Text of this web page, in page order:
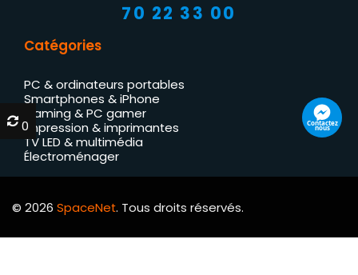
70 22 33 00
Catégories
PC & ordinateurs portables
Smartphones & iPhone
Gaming & PC gamer
Impression & imprimantes
TV LED & multimédia
Électroménager
© 2026 SpaceNet. Tous droits réservés.
Contactez
nous
0
0